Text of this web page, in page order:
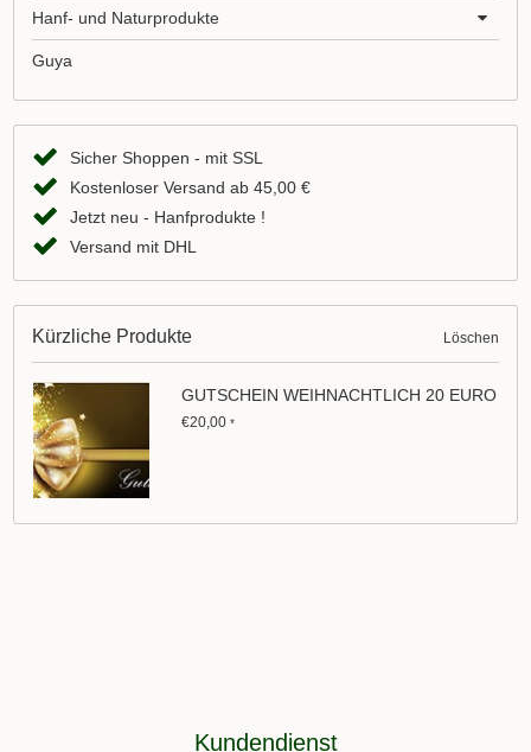
Hanf- und Naturprodukte
Guya
Sicher Shoppen - mit SSL
Kostenloser Versand ab 45,00 €
Jetzt neu - Hanfprodukte !
Versand mit DHL
Kürzliche Produkte Löschen
GUTSCHEIN WEIHNACHTLICH 20 EURO
€20,00*
Kundendienst